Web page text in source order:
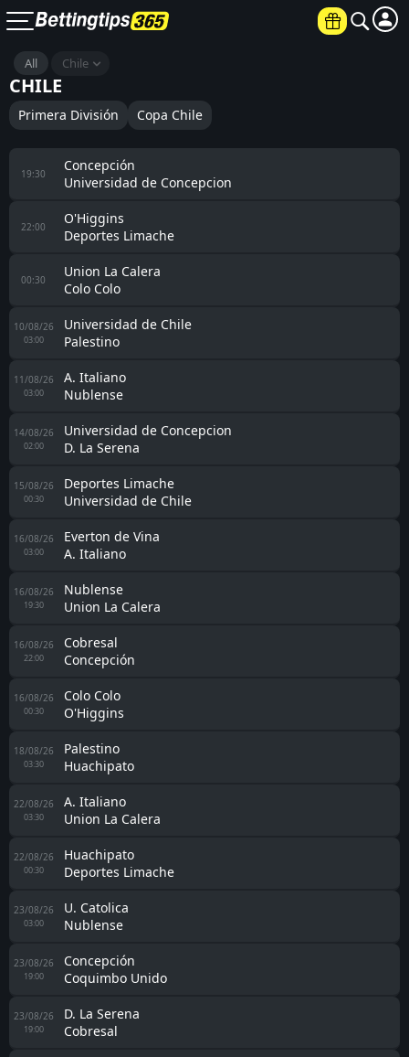
All Chile
CHILE
Primera División Copa Chile
19:30
Concepción
Universidad de Concepcion
22:00
O'Higgins
Deportes Limache
00:30
Union La Calera
Colo Colo
10/08/26
03:00
Universidad de Chile
Palestino
11/08/26
03:00
A. Italiano
Nublense
14/08/26
02:00
Universidad de Concepcion
D. La Serena
15/08/26
00:30
Deportes Limache
Universidad de Chile
16/08/26
03:00
Everton de Vina
A. Italiano
16/08/26
19:30
Nublense
Union La Calera
16/08/26
22:00
Cobresal
Concepción
16/08/26
00:30
Colo Colo
O'Higgins
18/08/26
03:30
Palestino
Huachipato
22/08/26
03:30
A. Italiano
Union La Calera
22/08/26
00:30
Huachipato
Deportes Limache
23/08/26
03:00
U. Catolica
Nublense
23/08/26
19:00
Concepción
Coquimbo Unido
23/08/26
19:00
D. La Serena
Cobresal